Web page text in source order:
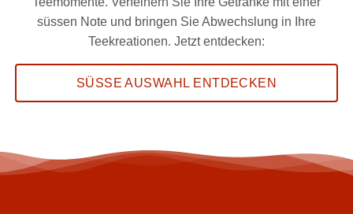
süssen Note und bringen Sie Abwechslung in Ihre
Teekreationen. Jetzt entdecken:
SÜSSE AUSWAHL ENTDECKEN